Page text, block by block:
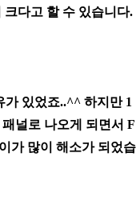
다고 할 수 있습니다.
가 있었죠..^^ 하지만 1
널로 나오게 되면서 F
가 많이 해소가 되었습